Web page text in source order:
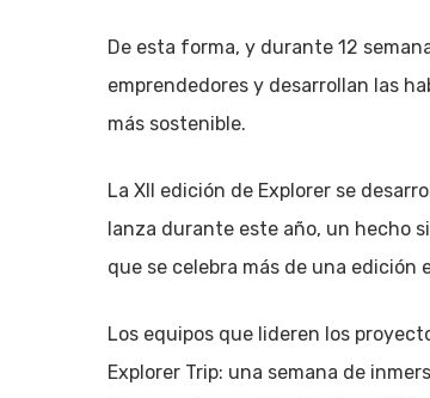
De esta forma, y durante 12
emprendedores y desarrollan las
más sostenible.
La XII edición de Explorer se
lanza durante este año, un hecho
que se celebra más de una edición
Los equipos que lideren los
Explorer Trip: una semana de